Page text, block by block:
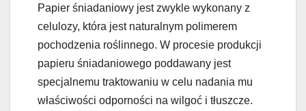
Papier śniadaniowy jest zwykle wykonany z
celulozy, która jest naturalnym polimerem
pochodzenia roślinnego. W procesie produkcji
papieru śniadaniowego poddawany jest
specjalnemu traktowaniu w celu nadania mu
właściwości odporności na wilgoć i tłuszcze.